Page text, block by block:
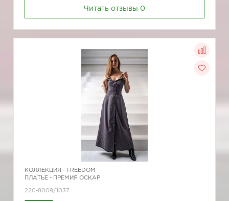
Читать отзывы 0
КОЛЛЕКЦИЯ - FREEDOM
ПЛАТЬЕ - ПРЕМИЯ ОСКАР
220-8009/1037